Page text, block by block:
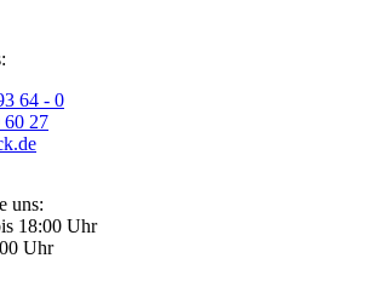
64 - 0
60 27
uns:
18:00 Uhr
Uhr